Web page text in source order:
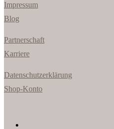
Impressum
Blog
Partnerschaft
Karriere
Datenschutzerklärung
Shop-Konto